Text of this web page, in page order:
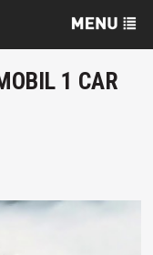
1 CAR